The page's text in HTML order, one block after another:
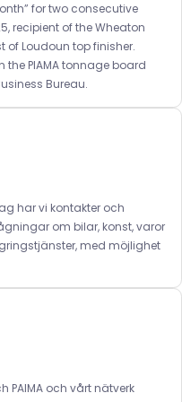
for two consecutive
recipient of the Wheaton
of Loudoun top finisher.
PIAMA tonnage board
Bureau.
har vi kontakter och
om bilar, konst, varor
med möjlighet
PAIMA och vårt nätverk